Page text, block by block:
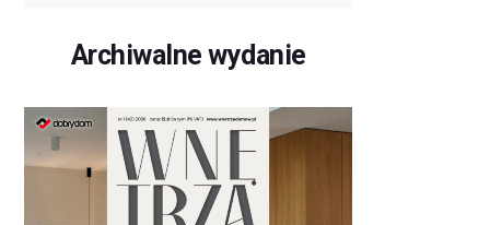
Archiwalne wydanie